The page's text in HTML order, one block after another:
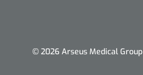
© 2026 Arseus Medical Group